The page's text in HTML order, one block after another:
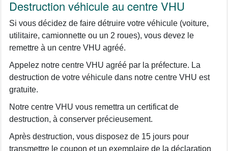
Destruction véhicule au centre VHU
Si vous décidez de faire détruire votre véhicule (voiture,
utilitaire, camionnette ou un 2 roues), vous devez le
remettre à un centre VHU agréé.
Appelez notre centre VHU agréé par la préfecture. La
destruction de votre véhicule dans notre centre VHU est
gratuite.
Notre centre VHU vous remettra un certificat de
destruction, à conserver précieusement.
Après destruction, vous disposez de 15 jours pour
transmettre le coupon et un exemplaire de la déclaration